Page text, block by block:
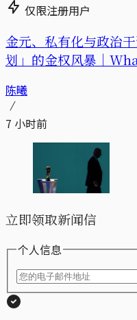
仅限注册用户
金元、私有化与政治
划」的金权风暴｜
陈曦
7 小时前
立即领取新闻信
个人信息